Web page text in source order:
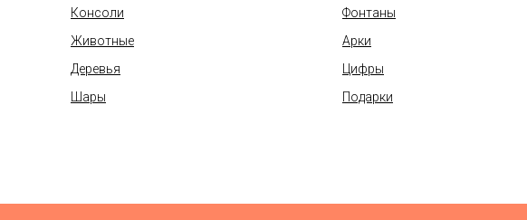
Консоли
Животные
Деревья
Шары
Фонтаны
Арки
Цифры
Подарки